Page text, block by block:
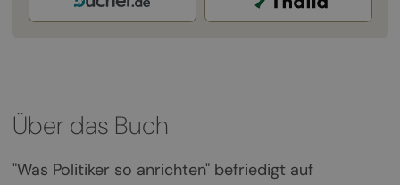
Über das Buch
"Was Politiker so anrichten" befriedigt auf